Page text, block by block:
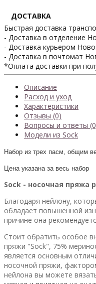
ДОСТАВКА
Быстрая доставка
- Доставка в отделение
- Доставка курьером
- Доставка в почтомат
*Оплата доставки при
Описание
Расход и уход
Характеристики
Отзывы (0)
Вопросы и ответы
Модели из Sock
Набор из трех пасм, общим
Цена указана за весь набор
Sock - носочная пряжа
Благодаря нейлону,
обладает повышенной
причине она
Стоит обратить особое
пряжи "Sock", 75%
является основным
носочной пряжи,
нейлона вы можете